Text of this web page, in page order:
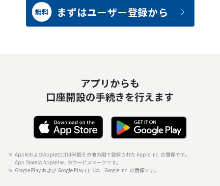
無料 まずはユーザー登録から
アプリからも
口座開設の手続きを行えます
AppleおよびAppleロゴは米国その他の国で登録された Apple Inc. の商標です。
App Storeは Apple Inc. のサービスマークです。
Google Play および Google Play ロゴは、Google Inc. の商標です。